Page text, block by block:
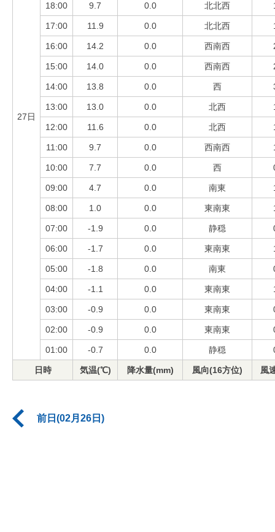
27日
18:00 9.7 0.0 北北西
17:00 11.9 0.0 北北西
16:00 14.2 0.0 西南西
15:00 14.0 0.0 西南西
14:00 13.8 0.0 西
13:00 13.0 0.0 北西
12:00 11.6 0.0 北西
11:00 9.7 0.0 西南西
10:00 7.7 0.0 西
09:00 4.7 0.0 南東
08:00 1.0 0.0 東南東
07:00 -1.9 0.0 静穏
06:00 -1.7 0.0 東南東
05:00 -1.8 0.0 南東
04:00 -1.1 0.0 東南東
03:00 -0.9 0.0 東南東
02:00 -0.9 0.0 東南東
01:00 -0.7 0.0 静穏
日時 気温(℃) 降水量(mm) 風向(16方位) 風
前日(02月26日)